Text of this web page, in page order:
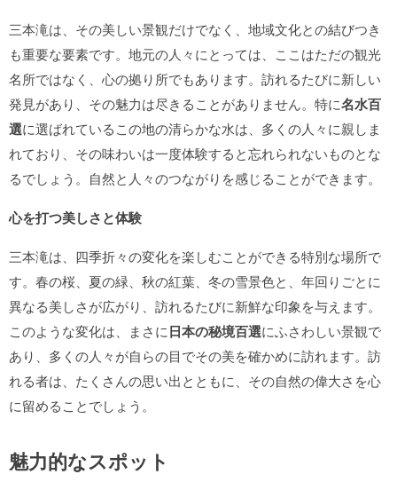
三本滝は、その美しい景観だけでなく、地域文化との結びつき
も重要な要素です。地元の人々にとっては、ここはただの観光
名所ではなく、心の拠り所でもあります。訪れるたびに新しい
発見があり、その魅力は尽きることがありません。特に名水百
選に選ばれているこの地の清らかな水は、多くの人々に親しま
れており、その味わいは一度体験すると忘れられないものとな
るでしょう。自然と人々のつながりを感じることができます。
心を打つ美しさと体験
三本滝は、四季折々の変化を楽しむことができる特別な場所で
す。春の桜、夏の緑、秋の紅葉、冬の雪景色と、年回りごとに
異なる美しさが広がり、訪れるたびに新鮮な印象を与えます。
このような変化は、まさに日本の秘境百選にふさわしい景観で
あり、多くの人々が自らの目でその美を確かめに訪れます。訪
れる者は、たくさんの思い出とともに、その自然の偉大さを心
に留めることでしょう。
魅力的なスポット